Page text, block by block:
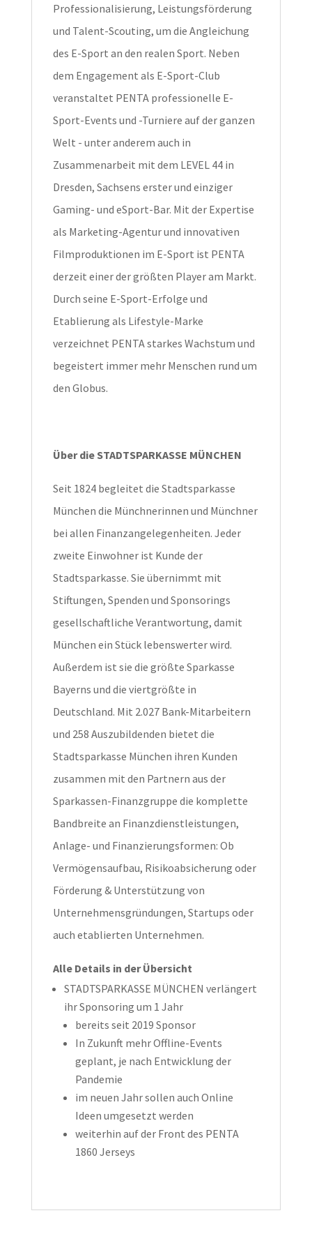
Professionalisierung, Leistungsförderung
und Talent-Scouting, um die Angleichung
des E-Sport an den realen Sport. Neben
dem Engagement als E-Sport-Club
veranstaltet PENTA professionelle E-
Sport-Events und -Turniere auf der ganzen
Welt - unter anderem auch in
Zusammenarbeit mit dem LEVEL 44 in
Dresden, Sachsens erster und einziger
Gaming- und eSport-Bar. Mit der Expertise
als Marketing-Agentur und innovativen
Filmproduktionen im E-Sport ist PENTA
derzeit einer der größten Player am Markt.
Durch seine E-Sport-Erfolge und
Etablierung als Lifestyle-Marke
verzeichnet PENTA starkes Wachstum und
begeistert immer mehr Menschen rund um
den Globus.
Über die STADTSPARKASSE MÜNCHEN
Seit 1824 begleitet die Stadtsparkasse
München die Münchnerinnen und Münchner
bei allen Finanzangelegenheiten. Jeder
zweite Einwohner ist Kunde der
Stadtsparkasse. Sie übernimmt mit
Stiftungen, Spenden und Sponsorings
gesellschaftliche Verantwortung, damit
München ein Stück lebenswerter wird.
Außerdem ist sie die größte Sparkasse
Bayerns und die viertgrößte in
Deutschland. Mit 2.027 Bank-Mitarbeitern
und 258 Auszubildenden bietet die
Stadtsparkasse München ihren Kunden
zusammen mit den Partnern aus der
Sparkassen-Finanzgruppe die komplette
Bandbreite an Finanzdienstleistungen,
Anlage- und Finanzierungsformen: Ob
Vermögensaufbau, Risikoabsicherung oder
Förderung & Unterstützung von
Unternehmensgründungen, Startups oder
auch etablierten Unternehmen.
Alle Details in der Übersicht
STADTSPARKASSE MÜNCHEN verlängert
ihr Sponsoring um 1 Jahr
bereits seit 2019 Sponsor
In Zukunft mehr Offline-Events
geplant, je nach Entwicklung der
Pandemie
im neuen Jahr sollen auch Online
Ideen umgesetzt werden
weiterhin auf der Front des PENTA
1860 Jerseys